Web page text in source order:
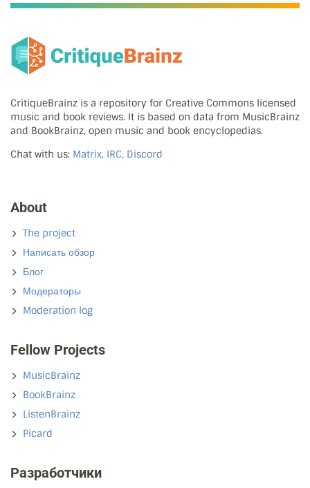
CritiqueBrainz is a repository for Creative Commons licensed
music and book reviews. It is based on data from MusicBrainz
and BookBrainz, open music and book encyclopedias.
Chat with us: Matrix, IRC, Discord
About
The project
Написать обзор
Блог
Модераторы
Moderation log
Fellow Projects
MusicBrainz
BookBrainz
ListenBrainz
Picard
Разработчики